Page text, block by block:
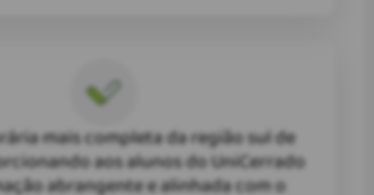
mais completa da região sul de
aos alunos do UniCerrado
abrangente e alinhada com o